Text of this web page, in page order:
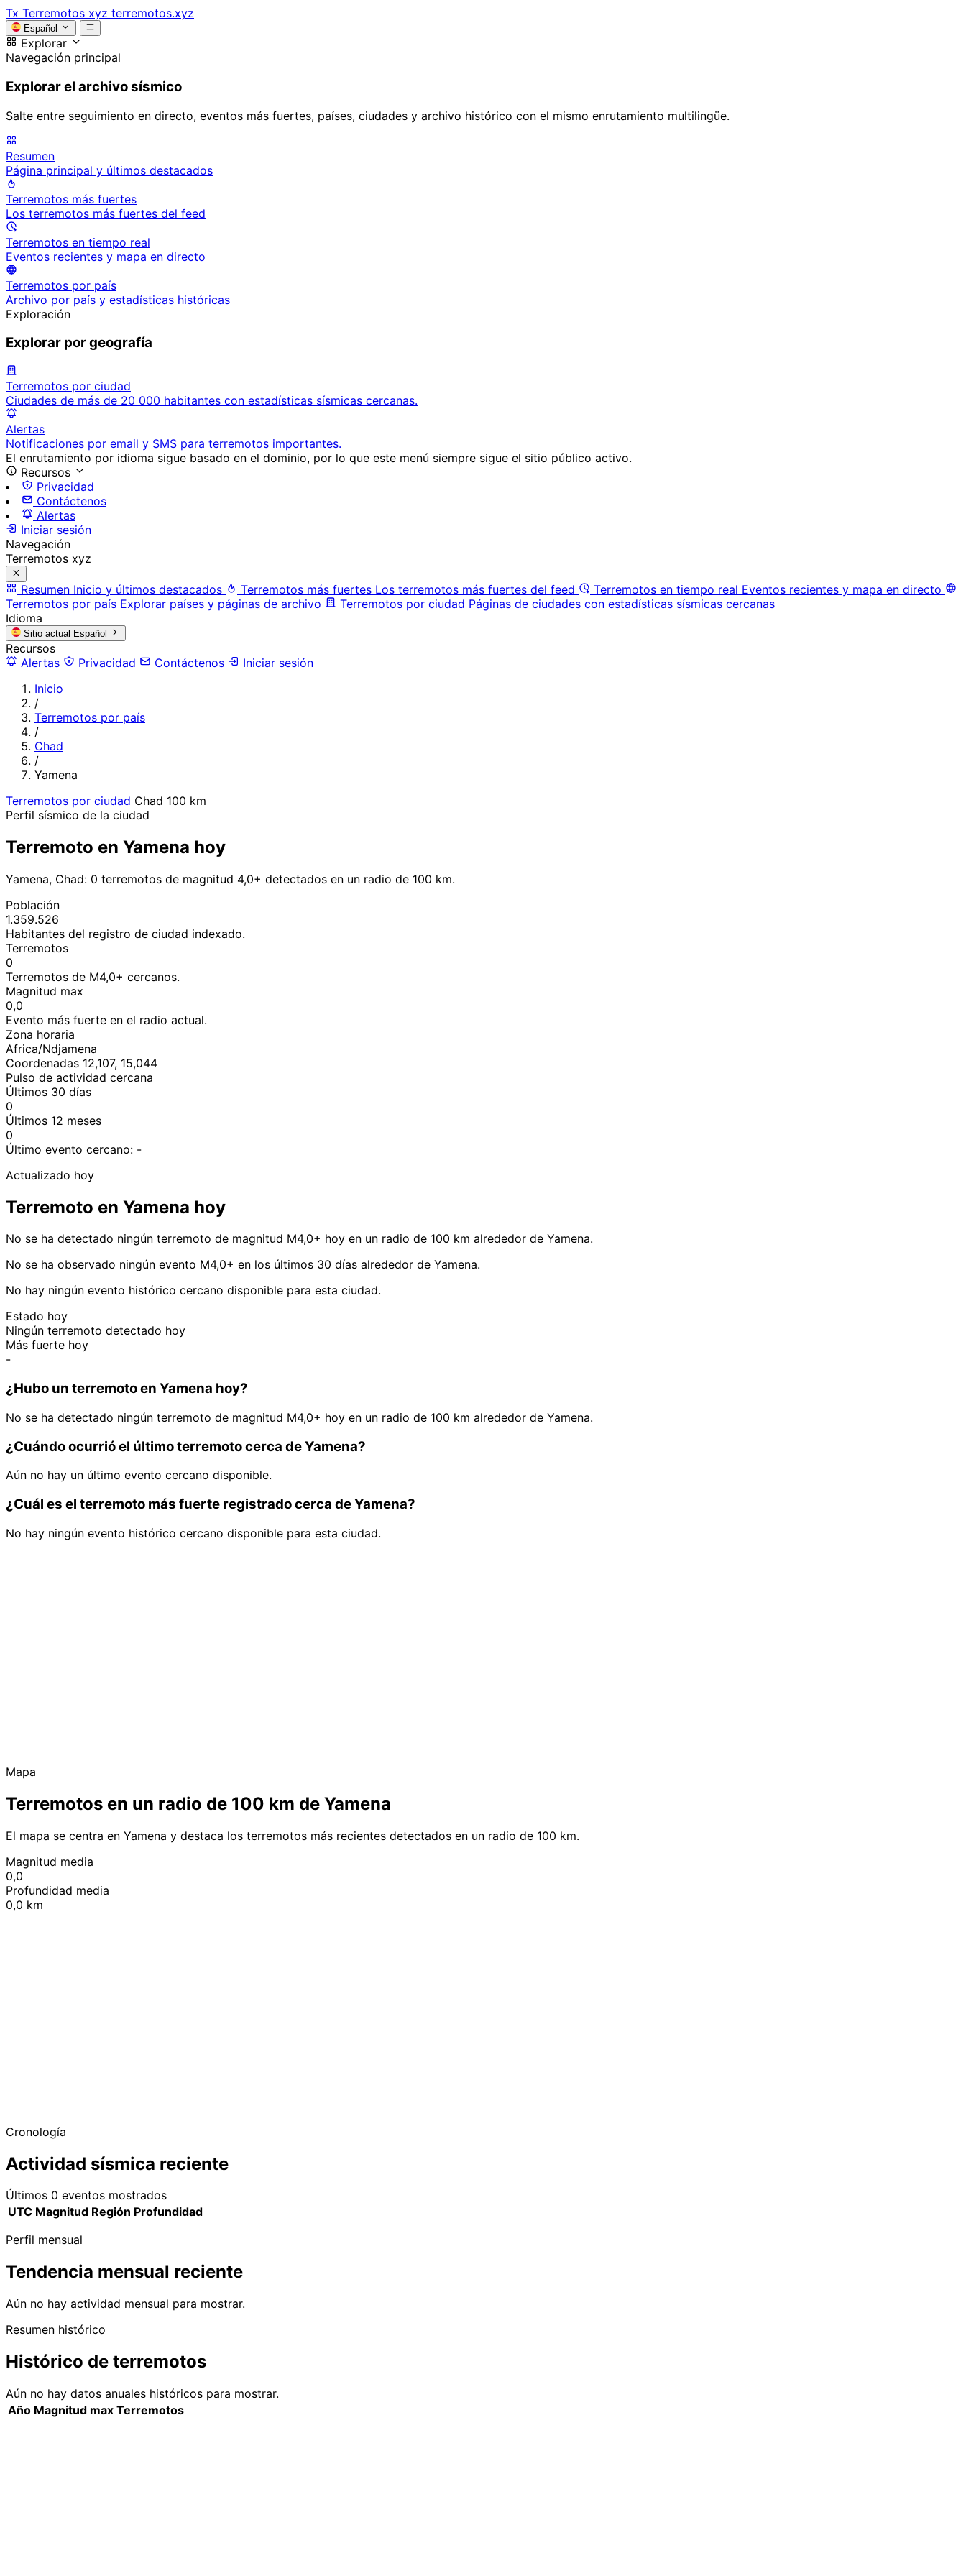
Tx Terremotos xyz terremotos.xyz
Español
Explorar
Navegación principal
Explorar el archivo sísmico
Salte entre seguimiento en directo, eventos más fuertes, países, ciudades y archivo histórico con el mismo enrutamiento multilingüe.
Resumen
Página principal y últimos destacados
Terremotos más fuertes
Los terremotos más fuertes del feed
Terremotos en tiempo real
Eventos recientes y mapa en directo
Terremotos por país
Archivo por país y estadísticas históricas
Exploración
Explorar por geografía
Terremotos por ciudad
Ciudades de más de 20 000 habitantes con estadísticas sísmicas cercanas.
Alertas
Notificaciones por email y SMS para terremotos importantes.
El enrutamiento por idioma sigue basado en el dominio, por lo que este menú siempre sigue el sitio público activo.
Recursos
Privacidad
Contáctenos
Alertas
Iniciar sesión
Navegación
Terremotos xyz
Resumen Inicio y últimos destacados Terremotos más fuertes Los terremotos más fuertes del feed Terremotos en tiempo real Eventos recientes y mapa en directo
Terremotos por país Explorar países y páginas de archivo Terremotos por ciudad Páginas de ciudades con estadísticas sísmicas cercanas
Idioma
Sitio actual Español
Recursos
Alertas
Privacidad Contáctenos
Iniciar sesión
Inicio
/
Terremotos por país
/
Chad
/
Yamena
Terremotos por ciudad Chad 100 km
Perfil sísmico de la ciudad
Terremoto en Yamena hoy
Yamena, Chad: 0 terremotos de magnitud 4,0+ detectados en un radio de 100 km.
Población
1.359.526
Habitantes del registro de ciudad indexado.
Terremotos
0
Terremotos de M4,0+ cercanos.
Magnitud max
0,0
Evento más fuerte en el radio actual.
Zona horaria
Africa/Ndjamena
Coordenadas 12,107, 15,044
Pulso de actividad cercana
Últimos 30 días
0
Últimos 12 meses
0
Último evento cercano: -
Actualizado hoy
Terremoto en Yamena hoy
No se ha detectado ningún terremoto de magnitud M4,0+ hoy en un radio de 100 km alrededor de Yamena.
No se ha observado ningún evento M4,0+ en los últimos 30 días alrededor de Yamena.
No hay ningún evento histórico cercano disponible para esta ciudad.
Estado hoy
Ningún terremoto detectado hoy
Más fuerte hoy
-
¿Hubo un terremoto en Yamena hoy?
No se ha detectado ningún terremoto de magnitud M4,0+ hoy en un radio de 100 km alrededor de Yamena.
¿Cuándo ocurrió el último terremoto cerca de Yamena?
Aún no hay un último evento cercano disponible.
¿Cuál es el terremoto más fuerte registrado cerca de Yamena?
No hay ningún evento histórico cercano disponible para esta ciudad.
Mapa
Terremotos en un radio de 100 km de Yamena
El mapa se centra en Yamena y destaca los terremotos más recientes detectados en un radio de 100 km.
Magnitud media
0,0
Profundidad media
0,0 km
Cronología
Actividad sísmica reciente
Últimos 0 eventos mostrados
UTC Magnitud Región Profundidad
Perfil mensual
Tendencia mensual reciente
Aún no hay actividad mensual para mostrar.
Resumen histórico
Histórico de terremotos
Aún no hay datos anuales históricos para mostrar.
Año Magnitud max Terremotos